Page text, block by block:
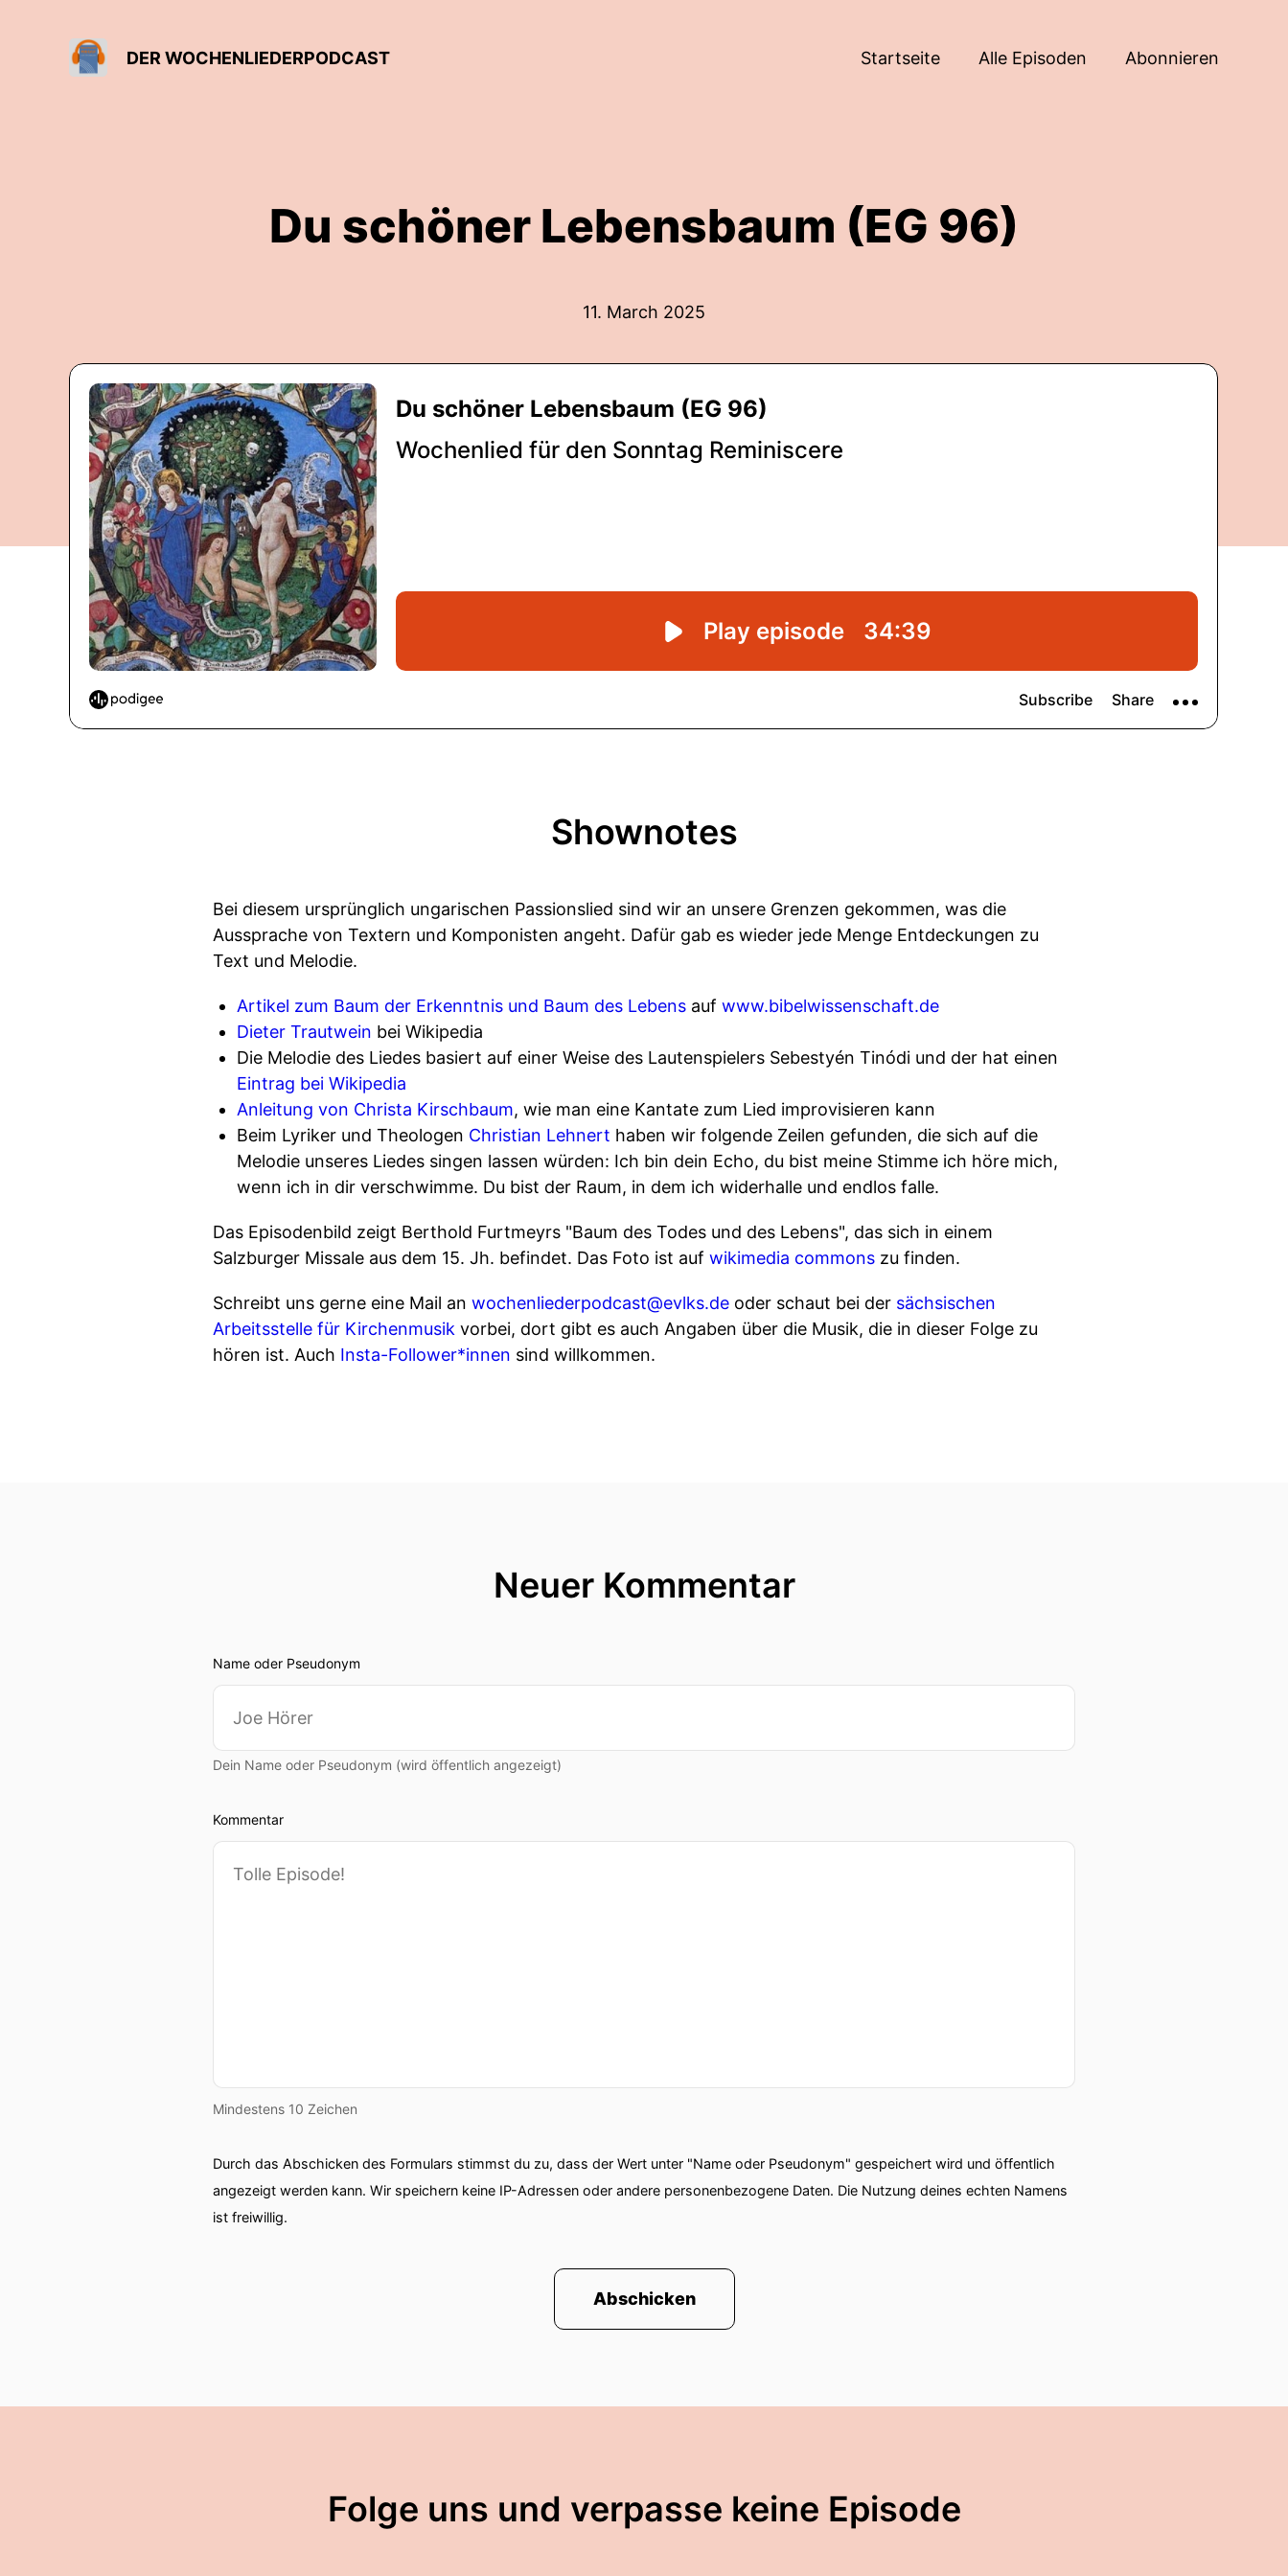
DER WOCHENLIEDERPODCAST Startseite Alle Episoden Abonnieren
Du schöner Lebensbaum (EG 96)
11. March 2025
Shownotes
Bei diesem ursprünglich ungarischen Passionslied sind wir an unsere Grenzen gekommen, was die
Aussprache von Textern und Komponisten angeht. Dafür gab es wieder jede Menge Entdeckungen zu
Text und Melodie.
Artikel zum Baum der Erkenntnis und Baum des Lebens auf www.bibelwissenschaft.de
Dieter Trautwein bei Wikipedia
Die Melodie des Liedes basiert auf einer Weise des Lautenspielers Sebestyén Tinódi und der hat einen
Eintrag bei Wikipedia
Anleitung von Christa Kirschbaum, wie man eine Kantate zum Lied improvisieren kann
Beim Lyriker und Theologen Christian Lehnert haben wir folgende Zeilen gefunden, die sich auf die
Melodie unseres Liedes singen lassen würden: Ich bin dein Echo, du bist meine Stimme ich höre mich,
wenn ich in dir verschwimme. Du bist der Raum, in dem ich widerhalle und endlos falle.
Das Episodenbild zeigt Berthold Furtmeyrs "Baum des Todes und des Lebens", das sich in einem
Salzburger Missale aus dem 15. Jh. befindet. Das Foto ist auf wikimedia commons zu finden.
Schreibt uns gerne eine Mail an wochenliederpodcast@evlks.de oder schaut bei der sächsischen
Arbeitsstelle für Kirchenmusik vorbei, dort gibt es auch Angaben über die Musik, die in dieser Folge zu
hören ist. Auch Insta-Follower*innen sind willkommen.
Neuer Kommentar
Name oder Pseudonym
Dein Name oder Pseudonym (wird öffentlich angezeigt)
Kommentar
Mindestens 10 Zeichen
Durch das Abschicken des Formulars stimmst du zu, dass der Wert unter "Name oder Pseudonym" gespeichert wird und öffentlich
angezeigt werden kann. Wir speichern keine IP-Adressen oder andere personenbezogene Daten. Die Nutzung deines echten Namens
ist freiwillig.
Abschicken
Folge uns und verpasse keine Episode